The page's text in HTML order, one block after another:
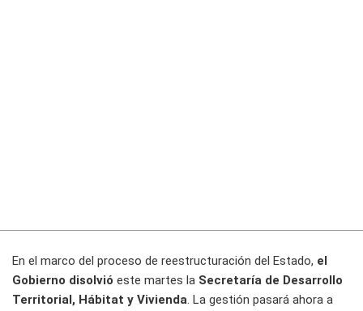
En el marco del proceso de reestructuración del Estado, el
Gobierno disolvió este martes la Secretaría de Desarrollo
Territorial, Hábitat y Vivienda. La gestión pasará ahora a